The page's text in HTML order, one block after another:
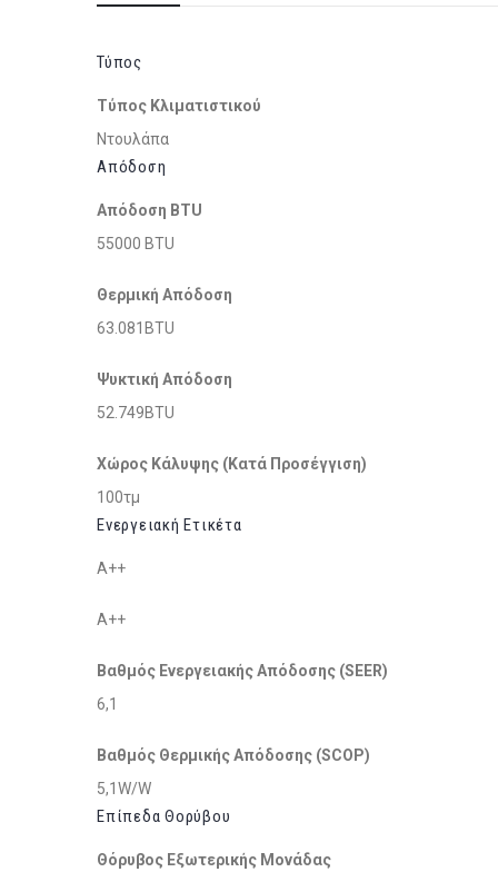
Τύπος
Τύπος Κλιματιστικού
Ντουλάπα
Απόδοση
Απόδοση BTU
55000 BTU
Θερμική Απόδοση
63.081BTU
Ψυκτική Απόδοση
52.749BTU
Χώρος Κάλυψης (Κατά Προσέγγιση)
100τμ
Ενεργειακή Ετικέτα
A++
A++
Βαθμός Ενεργειακής Απόδοσης (SEER)
6,1
Βαθμός Θερμικής Απόδοσης (SCOP)
5,1W/W
Επίπεδα Θορύβου
Θόρυβος Εξωτερικής Μονάδας